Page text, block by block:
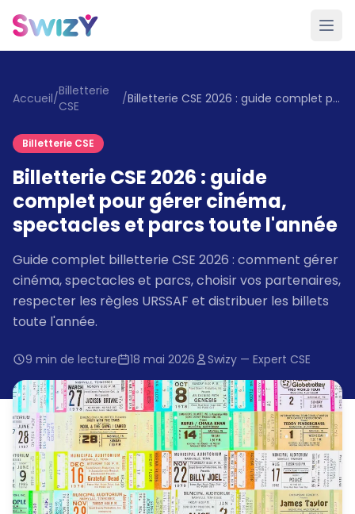
Accueil/Billetterie
CSE
/ Billetterie CSE 2026 : guide complet pour gérer cinéma, spectacles et parcs toute l'année
Billetterie CSE
Billetterie CSE 2026 : guide
complet pour gérer cinéma,
spectacles et parcs toute l'année
Guide complet billetterie CSE 2026 : comment gérer
cinéma, spectacles et parcs, choisir vos partenaires,
respecter les règles URSSAF et distribuer les billets
toute l'année.
9 min de lecture 18 mai 2026 Swizy — Expert CSE